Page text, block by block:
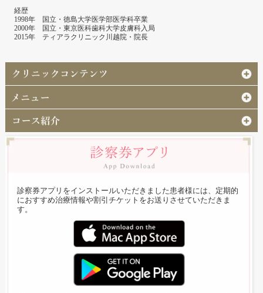
経歴
1998年 国立・徳島大学医学部医学科卒業
2000年 国立・東京医科歯科大学皮膚科入局
2015年 ティアラクリニック川越院・院長
診察券アプリをインストールいただきました患者様には、定期的
におすすめ治療情報や割引チケットをお送りさせていただきま
す。